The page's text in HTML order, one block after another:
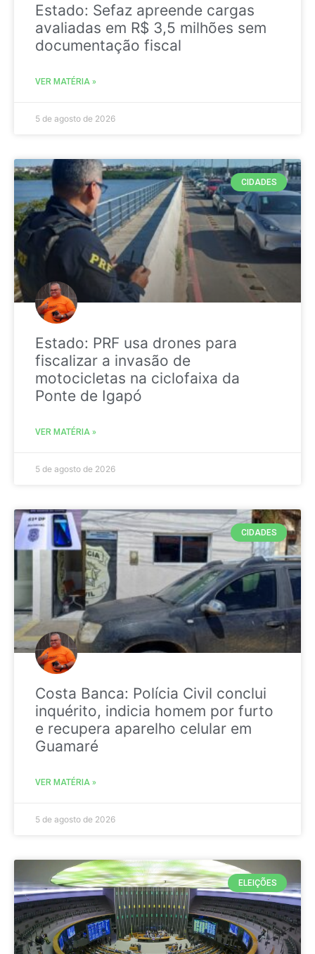
Estado: Sefaz apreende cargas
avaliadas em R$ 3,5 milhões sem
documentação fiscal
VER MATÉRIA »
5 de agosto de 2026
CIDADES
Estado: PRF usa drones para
fiscalizar a invasão de
motocicletas na ciclofaixa da
Ponte de Igapó
VER MATÉRIA »
5 de agosto de 2026
CIDADES
Costa Banca: Polícia Civil conclui
inquérito, indicia homem por furto
e recupera aparelho celular em
Guamaré
VER MATÉRIA »
5 de agosto de 2026
ELEIÇÕES